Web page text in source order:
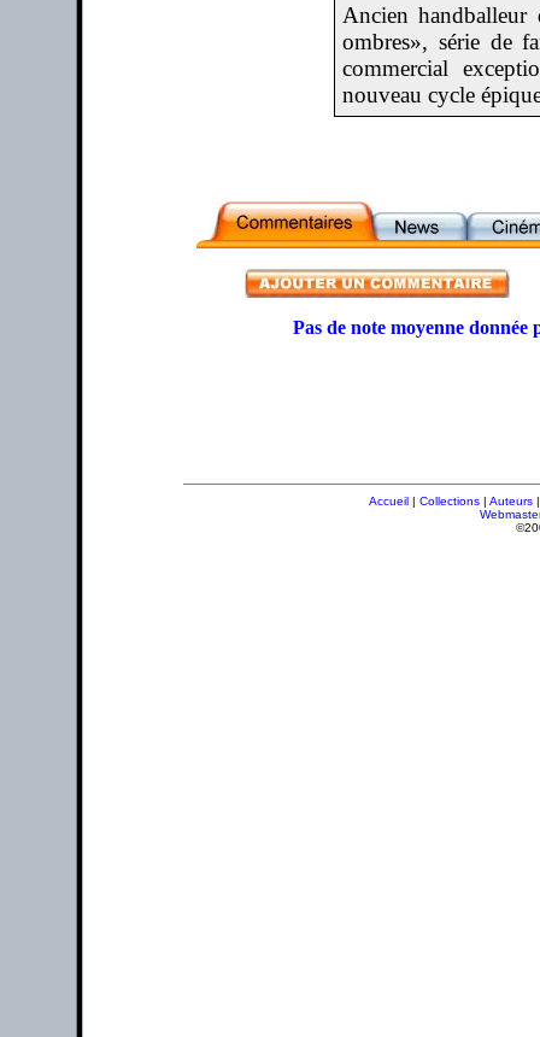
Ancien
ombres», série de
commercial
nouveau cycle
Pas de note moyenne
Accueil | Collections | Auteurs